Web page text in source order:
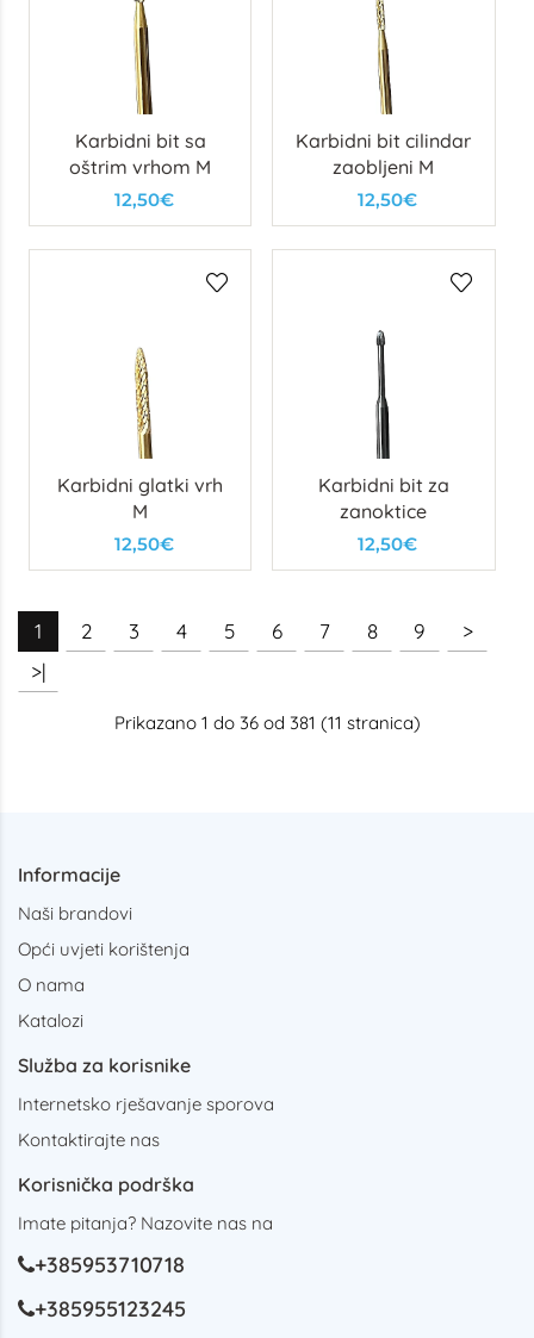
Karbidni bit sa
oštrim vrhom M
12,50€
Karbidni bit cilindar
zaobljeni M
12,50€
Karbidni glatki vrh
M
12,50€
Karbidni bit za
zanoktice
12,50€
1 2 3 4 5 6 7 8 9
>
>|
Prikazano 1 do 36 od 381 (11 stranica)
Informacije
Naši brandovi
Opći uvjeti korištenja
O nama
Katalozi
Služba za korisnike
Internetsko rješavanje sporova
Kontaktirajte nas
Korisnička podrška
Imate pitanja? Nazovite nas na
+385953710718
+385955123245